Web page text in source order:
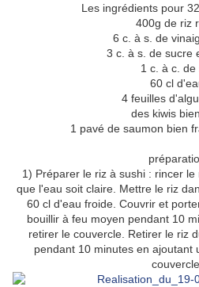
Les ingrédients pour
400g de riz
6 c. à s. de
3 c. à s. de sucre
1 c. à c. de
60 cl
4 feuilles
des kiwis
1 pavé de saumon bien
1) Préparer le riz à sushi : rincer
que l'eau soit claire. Mettre le riz
60 cl d'eau froide. Couvrir et
bouillir à feu moyen pendant 10
retirer le couvercle. Retirer le riz
pendant 10 minutes en ajoutant
couvercle.